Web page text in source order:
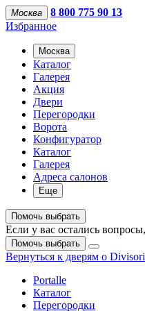
Москва
8 800 775 90 13
Избранное
Москва
Каталог
Галерея
Акция
Двери
Перегородки
Ворота
Конфигуратор
Каталог
Галерея
Адреса салонов
Еще
Помочь выбрать
Если у вас остались
Помочь выбрать
Вернуться к дверям о
Portalle
Каталог
Перегородки